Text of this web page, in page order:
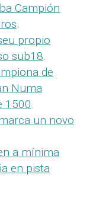
Campión
propio
sub18
de
Numa
1500
un novo
a mínima
en pista